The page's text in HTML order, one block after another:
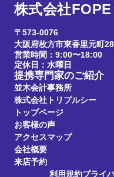
株式会社
〒573-0076
大阪府枚方市東香里元町
営業時間：9:00〜18:00
定休日：水曜日
提携専門家のご紹介
並木会計事務所
株式会社トリプルシー
トップページ
お客様の声
アクセスマップ
会社概要
来店予約
利用規約プライ